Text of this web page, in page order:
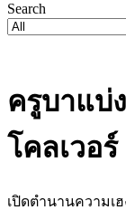
Search
ครูบาแบ่
โคลเวอ
เปิดตำนานความเ